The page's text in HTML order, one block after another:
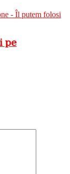
pe